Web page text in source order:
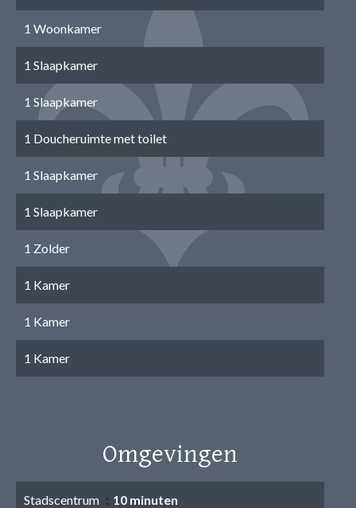
1 Woonkamer
1 Slaapkamer
1 Slaapkamer
1 Doucheruimte met toilet
1 Slaapkamer
1 Slaapkamer
1 Zolder
1 Kamer
1 Kamer
1 Kamer
Omgevingen
Stadscentrum 10 minuten